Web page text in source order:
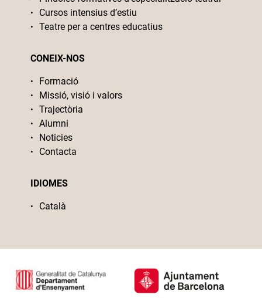
Cursos intensius d’estiu
Teatre per a centres educatius
CONEIX-NOS
Formació
Missió, visió i valors
Trajectòria
Alumni
Noticies
Contacta
IDIOMES
Català